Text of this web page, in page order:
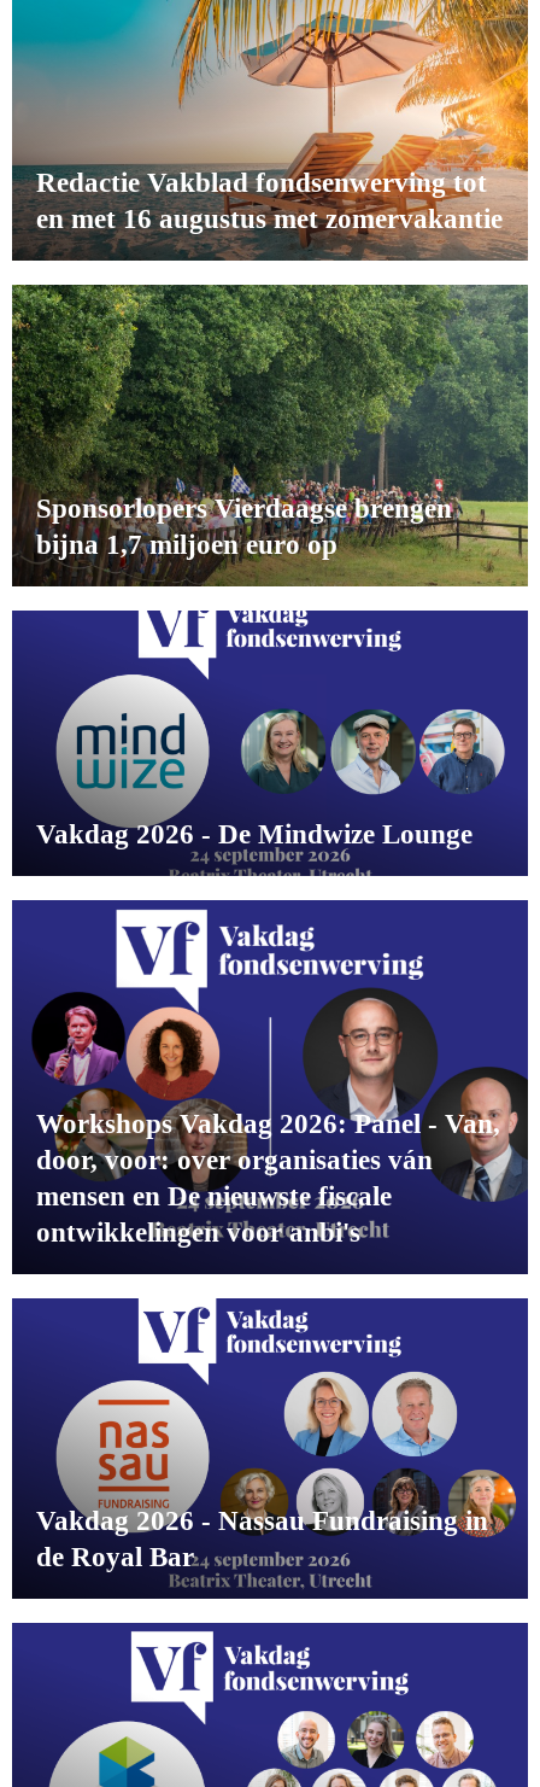
Redactie Vakblad fondsenwerving tot
en met 16 augustus met zomervakantie
Sponsorlopers Vierdaagse brengen
bijna 1,7 miljoen euro op
Vakdag 2026 - De Mindwize Lounge
Workshops Vakdag 2026: Panel - Van,
door, voor: over organisaties ván
mensen en De nieuwste fiscale
ontwikkelingen voor anbi's
Vakdag 2026 - Nassau Fundraising in
de Royal Bar